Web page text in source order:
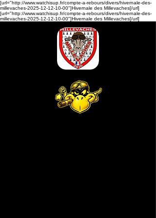
[url="http://www.watchisup.fr/compte-a-rebours/divers/hivernale-des-
millevaches-2025-12-12-10-00"]Hivernale des Millevaches[/url]
[url="http://www.watchisup.fr/compte-a-rebours/divers/hivernale-des-
millevaches-2025-12-12-10-00"]Hivernale des Millevaches[/url]